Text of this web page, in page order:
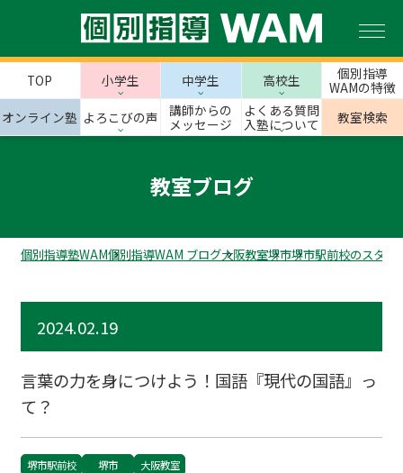
TOP 小学生 中学生 高校生
個別指導
WAMの特徴
オンライン塾 よろこびの声
講師からの
メッセージ
よくある質問
入塾について
教室検索
教室ブログ
個別指導塾WAM個別指導WAM ブログ大阪教室堺市堺市駅前校のスタッ
2024.02.19
言葉の力を身につけよう！国語『現代の国語』っ
て？
堺市駅前校 堺市 大阪教室